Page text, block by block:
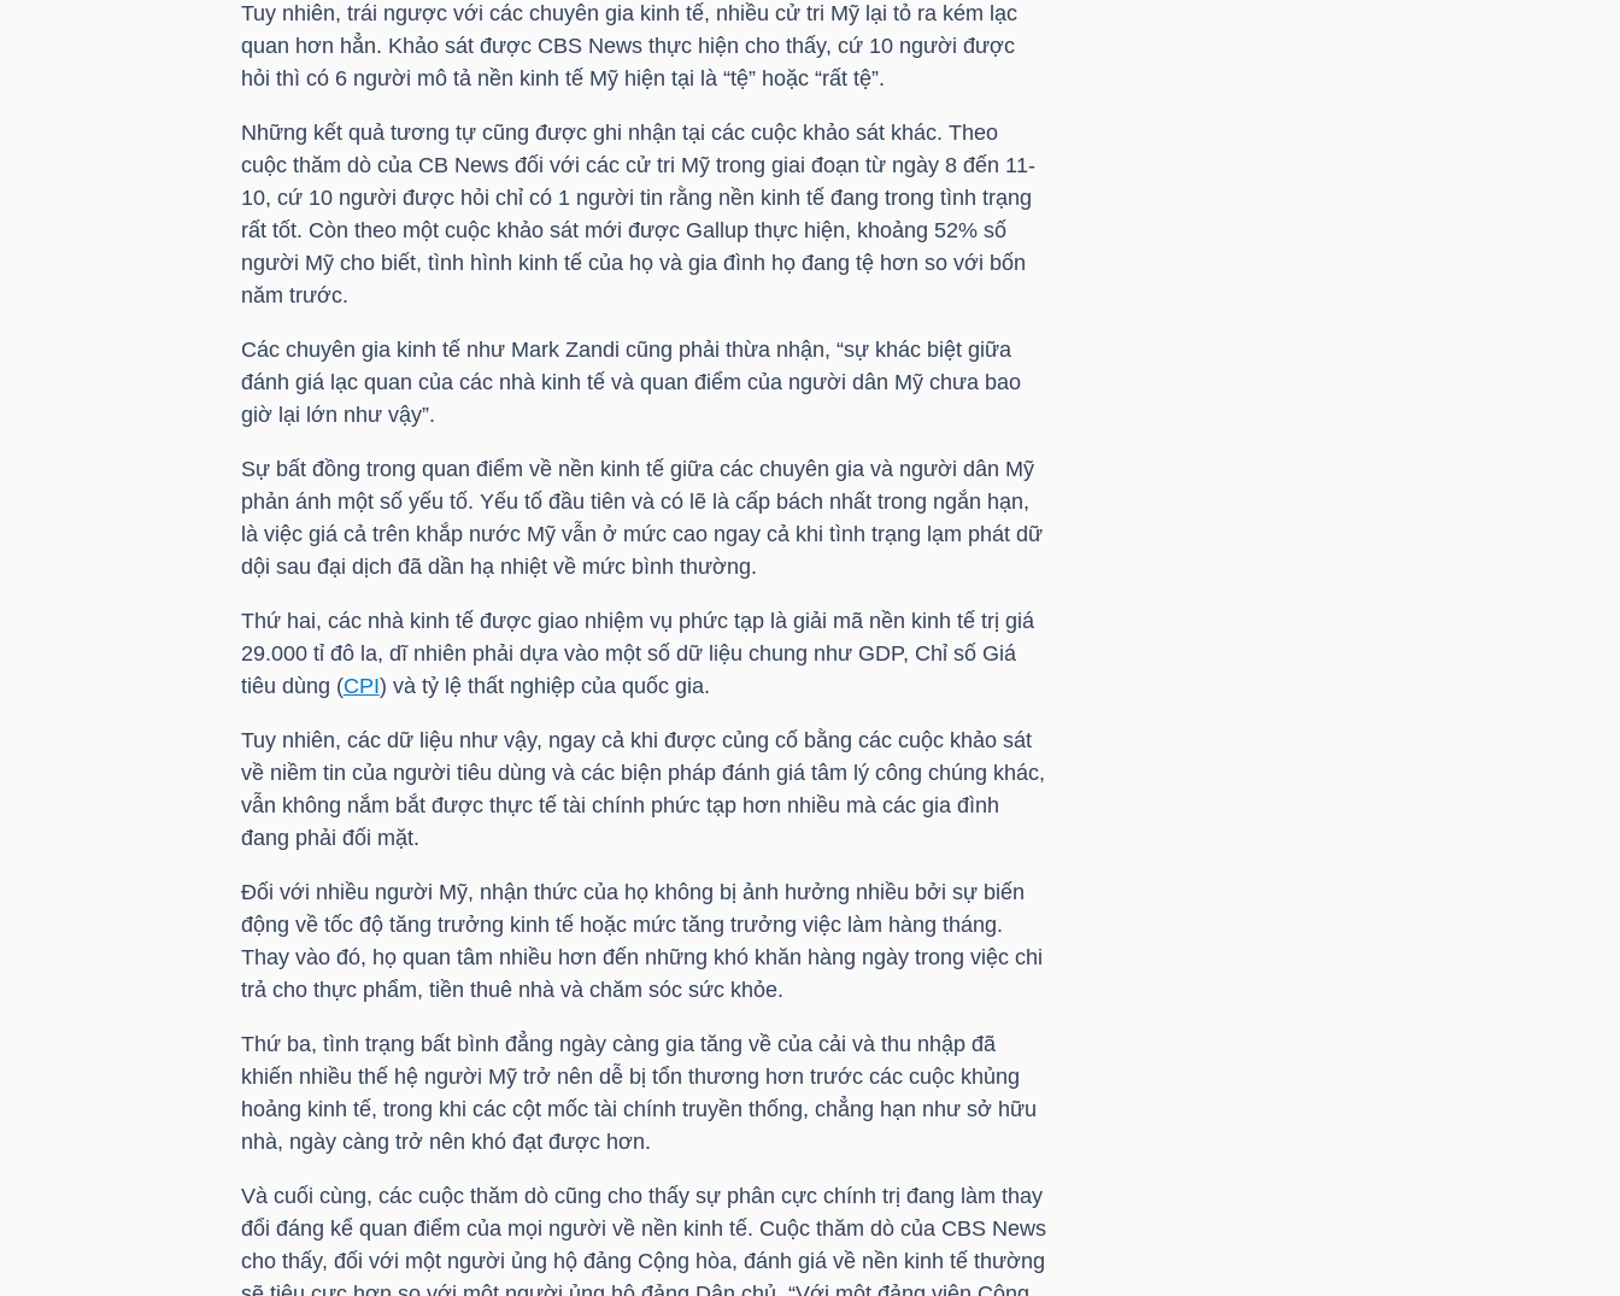
Tuy nhiên, trái ngược với các chuyên gia kinh tế, nhiều cử tri Mỹ lại tỏ ra kém lạc
quan hơn hẳn. Khảo sát được CBSNews thực hiện cho thấy, cứ 10 người được
hỏi thì có 6 người mô tả nền kinh tế Mỹ hiện tại là “tệ” hoặc “rất tệ”.
Những kết quả tương tự cũng được ghi nhận tại các cuộc khảo sát khác. Theo
cuộc thăm dò của CB News đối với các cử tri Mỹ trong giai đoạn từ ngày 8 đến 11-
10, cứ 10 người được hỏi chỉ có 1 người tin rằng nền kinh tế đang trong tình trạng
rất tốt. Còn theo một cuộc khảo sát mới được Gallup thực hiện, khoảng 52% số
người Mỹ cho biết, tình hình kinh tế của họ và gia đình họ đang tệ hơn so với bốn
năm trước.
Các chuyên gia kinh tế như Mark Zandi cũng phải thừa nhận, “sự khác biệt giữa
đánh giá lạc quan của các nhà kinh tế và quan điểm của người dân Mỹ chưa bao
giờ lại lớn như vậy”.
Sự bất đồng trong quan điểm về nền kinh tế giữa các chuyên gia và người dân Mỹ
phản ánh một số yếu tố. Yếu tố đầu tiên và có lẽ là cấp bách nhất trong ngắn hạn,
là việc giá cả trên khắp nước Mỹ vẫn ở mức cao ngay cả khi tình trạng lạm phát dữ
dội sau đại dịch đã dần hạ nhiệt về mức bình thường.
Thứ hai, các nhà kinh tế được giao nhiệm vụ phức tạp là giải mã nền kinh tế trị giá
29.000 tỉ đô la, dĩ nhiên phải dựa vào một số dữ liệu chung như GDP, Chỉ số Giá
tiêu dùng (CPI) và tỷ lệ thất nghiệp của quốc gia.
Tuy nhiên, các dữ liệu như vậy, ngay cả khi được củng cố bằng các cuộc khảo sát
về niềm tin của người tiêu dùng và các biện pháp đánh giá tâm lý công chúng khác,
vẫn không nắm bắt được thực tế tài chính phức tạp hơn nhiều mà các gia đình
đang phải đối mặt.
Đối với nhiều người Mỹ, nhận thức của họ không bị ảnh hưởng nhiều bởi sự biến
động về tốc độ tăng trưởng kinh tế hoặc mức tăng trưởng việc làm hàng tháng.
Thay vào đó, họ quan tâm nhiều hơn đến những khó khăn hàng ngày trong việc chi
trả cho thực phẩm, tiền thuê nhà và chăm sóc sức khỏe.
Thứ ba, tình trạng bất bình đẳng ngày càng gia tăng về của cải và thu nhập đã
khiến nhiều thế hệ người Mỹ trở nên dễ bị tổn thương hơn trước các cuộc khủng
hoảng kinh tế, trong khi các cột mốc tài chính truyền thống, chẳng hạn như sở hữu
nhà, ngày càng trở nên khó đạt được hơn.
Và cuối cùng, các cuộc thăm dò cũng cho thấy sự phân cực chính trị đang làm thay
đổi đáng kể quan điểm của mọi người về nền kinh tế. Cuộc thăm dò của CBSNews
cho thấy, đối với một người ủng hộ đảng Cộng hòa, đánh giá về nền kinh tế thường